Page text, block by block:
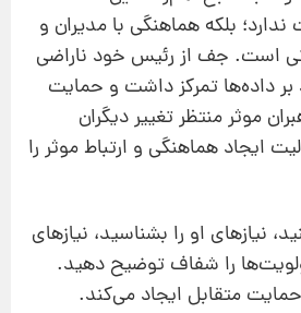
بلکه هماهنگی با مدیران و
است. جف از رئیس خود ناراضی
بر داده‌ها تمرکز داشت و حمایت
موثر منتظر تغییر دیگران
ایجاد هماهنگی و ارتباط موثر را
نیازهای او را بشناسید، نیازهای
را شفاف توضیح دهید.
حمایت متقابل ایجاد می‌کند.